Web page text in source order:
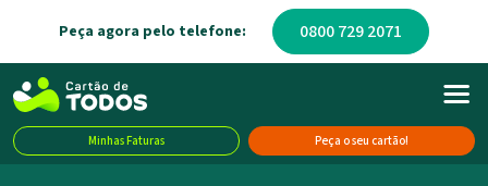
Peça agora pelo telefone: 0800 729 2071
Minhas Faturas Peça o seu cartão!